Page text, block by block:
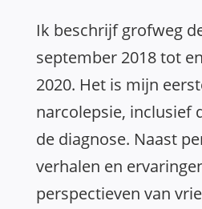
Ik beschrijf grofweg
september 2018 tot
2020. Het is mijn
narcolepsie, inclusief
de diagnose. Naast
verhalen en
perspectieven van